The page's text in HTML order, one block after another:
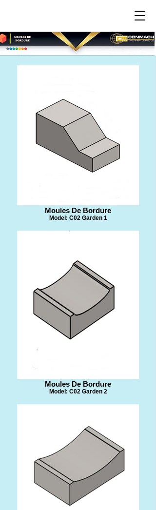
​Moules De Bordure
Model: C02 Garden 1
​Moules De Bordure
Model: C02 Garden 2